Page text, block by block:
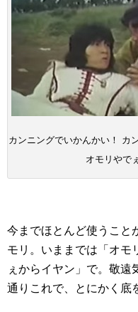
カンニングでいかんかい！ カ
オモリやでぇ
今までほとんど使うこと
モリ。いままでは「オモ
ぇからイヤン」で。敬遠
通りこれで、とにかく底